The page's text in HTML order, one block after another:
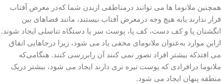
همچنین ملانوما ها می توانند درمناطقی ازبدن شما که‌در معرض آفتاب
قرار ندارند یابه هیچ وجه درمعرض آفتاب نیستند، مانند فضاهای بین
انگشتان پا و کف دست، کف پا، پوست سر یا دستگاه تناسلی ایجاد شوند.
ازاین موارد به‌عنوان ملانومای مخفی یاد می شود، زیرا درجاهایی اتفاق
می افتدکه بیشتر افراد تصور نمی کنند آن رابررسی کنند. هنگامی‌که
ملانوما درافرادی که پوست تیره تری دارند ایجاد می شود، بیشتر دریک
منطقه پنهان ایجاد می شود.